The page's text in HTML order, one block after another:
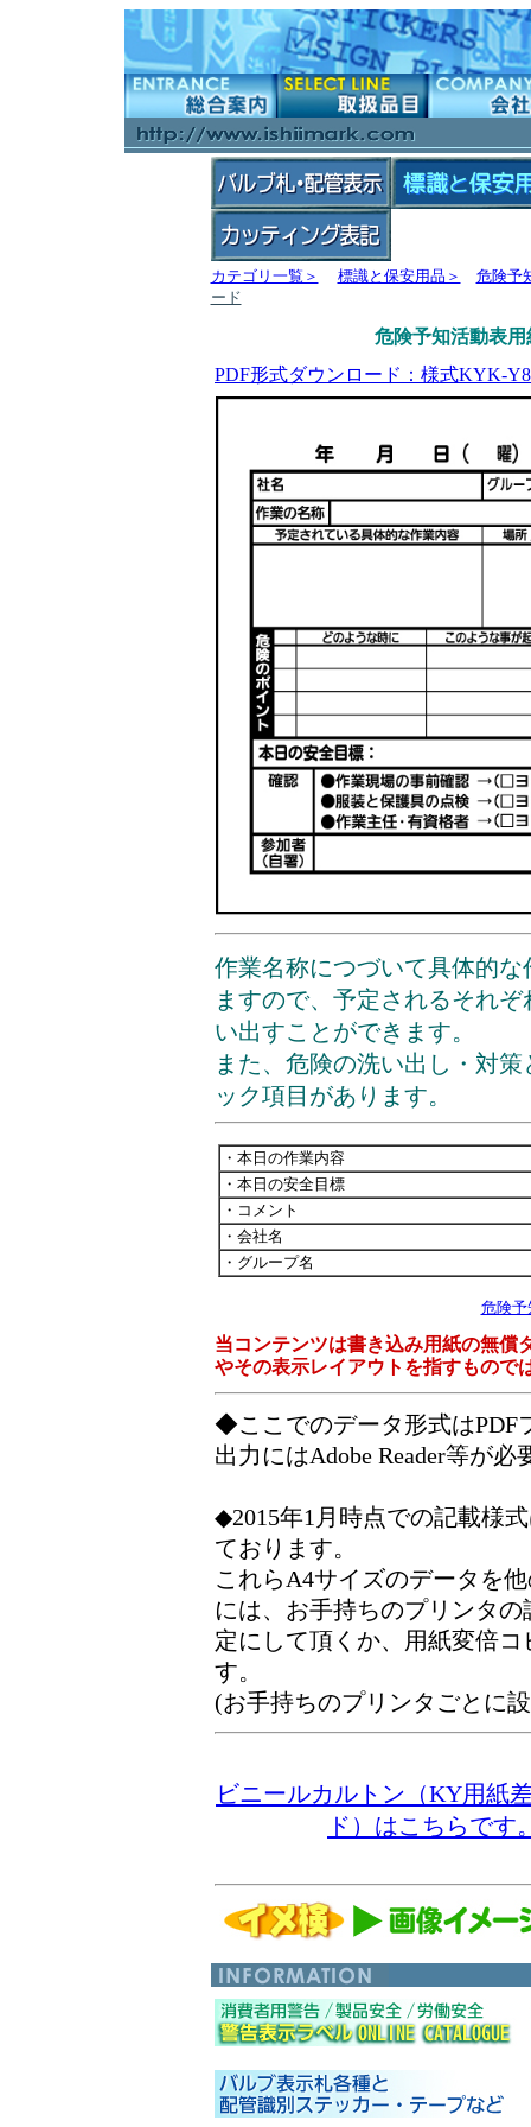
カテゴリ一覧＞ 標識と保安用品＞
危険予
ード
危険予知活動表
PDF形式ダウンロード： 様式KYK-
作業名称につづいて具体的
ますので、予定されるそれ
い出すことができます。
また、危険の洗い出し・対
ック項目があります。
・本日の作業内容
・本日の安全目標
・コメント
・会社名
・グループ名
危険予
当コンテンツは書き込み用紙の無償
やその表示レイアウトを指すもので
◆ここでのデータ形式はPDF
出力にはAdobe Reader等が必
◆2015年1月時点での記載様
ております。
これらA4サイズのデータを
には、お手持ちのプリンタ
定にして頂くか、用紙変倍
す。
(お手持ちのプリンタごとに
ビニールカルトン（KY用紙
ド）はこちらです